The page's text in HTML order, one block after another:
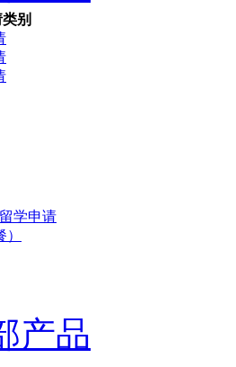
别
学申请
产品